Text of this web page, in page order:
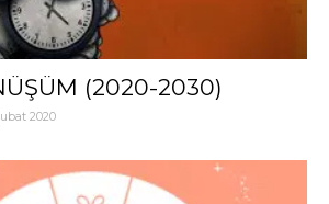
(2020-2030)
2020